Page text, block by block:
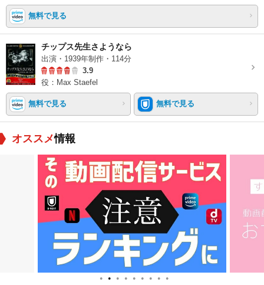
無料で見る
チップス先生さようなら
出演・1939年制作・114分
3.9
役：Max Staefel
無料で見る 無料で見る
オススメ情報
● ● ● ● ● ● ● ● ●